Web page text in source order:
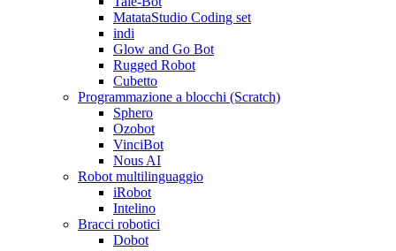
MatataStudio Coding set
indi
Glow and Go Bot
Rugged Robot
Cubetto
Programmazione a blocchi (Scratch)
Sphero
Ozobot
VinciBot
Nous AI
Robot multilinguaggio
iRobot
Intelino
Bracci robotici
Dobot